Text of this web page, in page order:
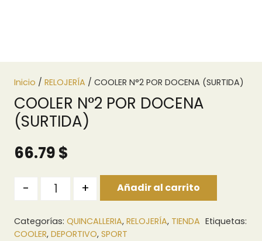
Inicio / RELOJERÍA / COOLER N°2 POR DOCENA (SURTIDA)
COOLER N°2 POR DOCENA
(SURTIDA)
66.79$
- + Añadir al carrito
Categorías: QUINCALLERIA, RELOJERÍA, TIENDA Etiquetas:
COOLER, DEPORTIVO, SPORT